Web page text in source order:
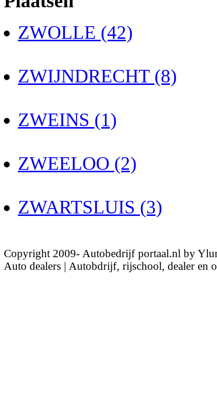
ZWOLLE (42)
ZWIJNDRECHT (8)
ZWEINS (1)
ZWEELOO (2)
ZWARTSLUIS (3)
Copyright 2009- Autobedrijf portaal.nl by
Auto dealers | Autobdrijf, rijschool, dealer en